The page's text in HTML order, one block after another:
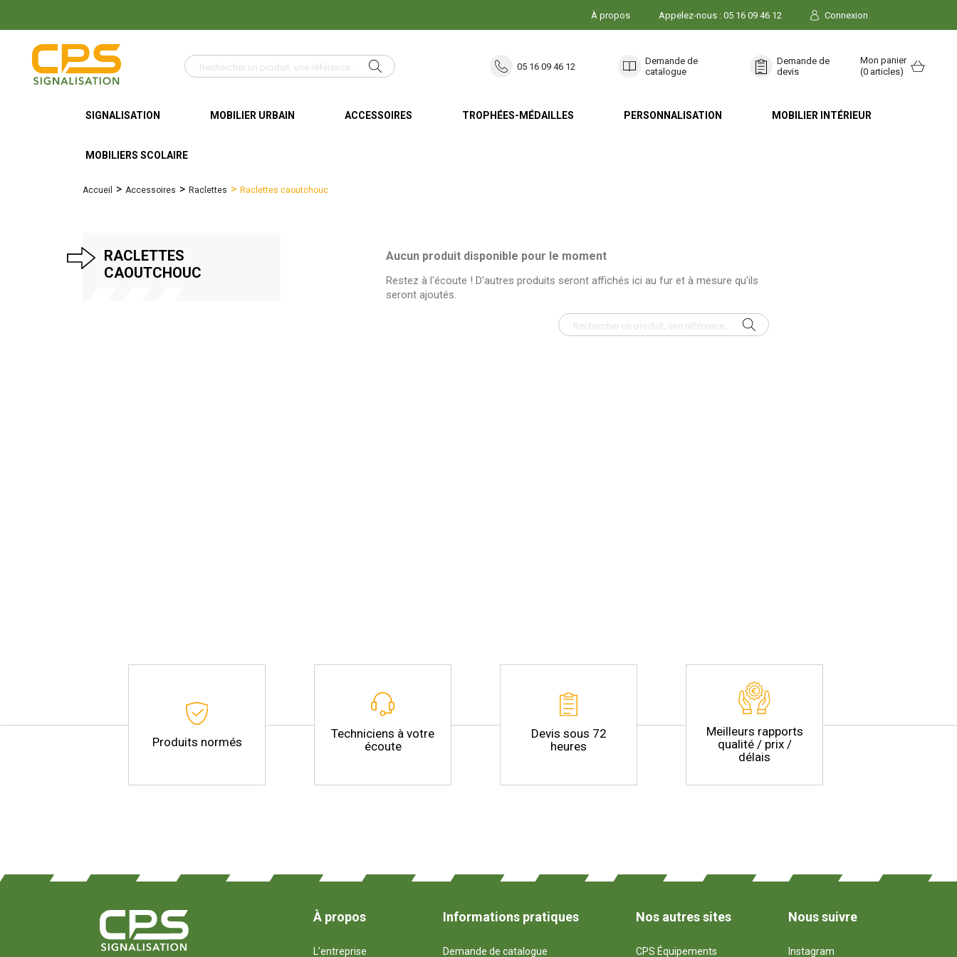
À propos Appelez-nous : 05 16 09 46 12 Connexion
05 16 09 46 12
Demande de
catalogue
Demande de
devis
Mon panier
(0 articles)
SIGNALISATION MOBILIER URBAIN ACCESSOIRES TROPHÉES-MÉDAILLES PERSONNALISATION MOBILIER INTÉRIEUR
MOBILIERS SCOLAIRE
Accueil Accessoires Raclettes Raclettes caoutchouc
RACLETTES
CAOUTCHOUC
Aucun produit disponible pour le moment
Restez à l'écoute ! D'autres produits seront affichés ici au fur et à mesure qu'ils
seront ajoutés.
Produits normés
Techniciens à votre
écoute
Devis sous 72
heures
Meilleurs rapports
qualité / prix /
délais
À propos
L'entreprise
Informations pratiques
Demande de catalogue
Nos autres sites
CPS Équipements
Nous suivre
Instagram